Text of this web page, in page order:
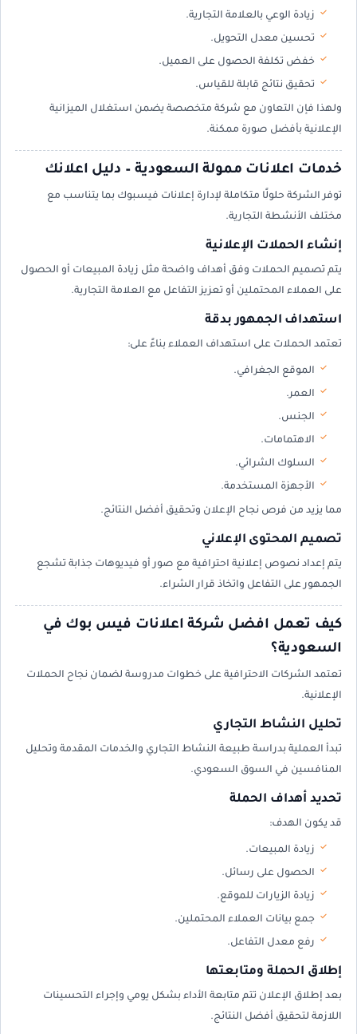
زيادة الوعي بالعلامة التجارية.
تحسين معدل التحويل.
خفض تكلفة الحصول على العميل.
تحقيق نتائج قابلة للقياس.
ولهذا فإن التعاون مع شركة متخصصة يضمن استغلال الميزانية
الإعلانية بأفضل صورة ممكنة.
خدمات اعلانات ممولة السعودية – دليل اعلانك
توفر الشركة حلولًا متكاملة لإدارة إعلانات فيسبوك بما يتناسب مع
مختلف الأنشطة التجارية.
إنشاء الحملات الإعلانية
يتم تصميم الحملات وفق أهداف واضحة مثل زيادة المبيعات أو الحصول
على العملاء المحتملين أو تعزيز التفاعل مع العلامة التجارية.
استهداف الجمهور بدقة
تعتمد الحملات على استهداف العملاء بناءً على:
الموقع الجغرافي.
العمر.
الجنس.
الاهتمامات.
السلوك الشرائي.
الأجهزة المستخدمة.
مما يزيد من فرص نجاح الإعلان وتحقيق أفضل النتائج.
تصميم المحتوى الإعلاني
يتم إعداد نصوص إعلانية احترافية مع صور أو فيديوهات جذابة تشجع
الجمهور على التفاعل واتخاذ قرار الشراء.
كيف تعمل افضل شركة اعلانات فيس بوك في
السعودية؟
تعتمد الشركات الاحترافية على خطوات مدروسة لضمان نجاح الحملات
الإعلانية.
تحليل النشاط التجاري
تبدأ العملية بدراسة طبيعة النشاط التجاري والخدمات المقدمة وتحليل
المنافسين في السوق السعودي.
تحديد أهداف الحملة
قد يكون الهدف:
زيادة المبيعات.
الحصول على رسائل.
زيادة الزيارات للموقع.
جمع بيانات العملاء المحتملين.
رفع معدل التفاعل.
إطلاق الحملة ومتابعتها
بعد إطلاق الإعلان تتم متابعة الأداء بشكل يومي وإجراء التحسينات
اللازمة لتحقيق أفضل النتائج.